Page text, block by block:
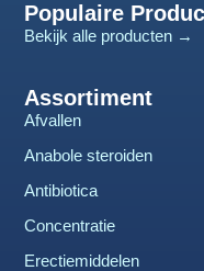
Populaire
Bekijk alle producten →
Assortiment
Afvallen
Anabole steroiden
Antibiotica
Concentratie
Erectiemiddelen